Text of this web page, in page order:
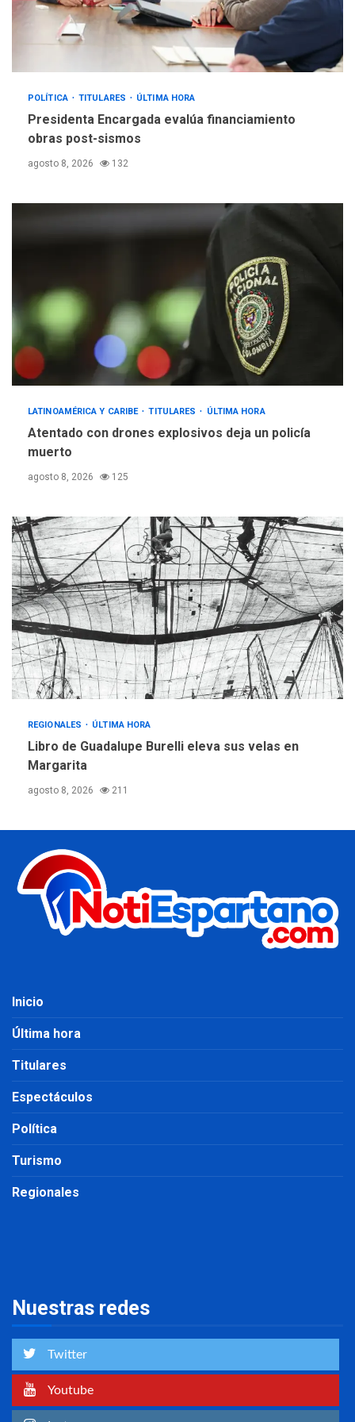
POLÍTICA TITULARES ÚLTIMA HORA
Presidenta Encargada evalúa financiamiento
obras post-sismos
agosto 8, 2026 132
LATINOAMÉRICA Y CARIBE TITULARES ÚLTIMA HORA
Atentado con drones explosivos deja un policía
muerto
agosto 8, 2026 125
REGIONALES ÚLTIMA HORA
Libro de Guadalupe Burelli eleva sus velas en
Margarita
agosto 8, 2026 211
Inicio
Última hora
Titulares
Espectáculos
Política
Turismo
Regionales
Nuestras redes
Twitter
Youtube